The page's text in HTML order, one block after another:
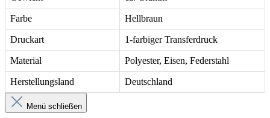
Farbe Hellbraun
Druckart 1-farbiger Transferdruck
Material Polyester, Eisen, Federstahl
Herstellungsland Deutschland
Menü schließen